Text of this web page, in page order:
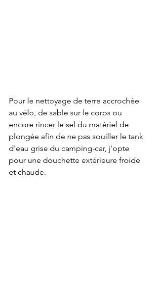
Pour le nettoyage de terre accrochée
au vélo, de sable sur le corps ou
encore rincer le sel du matériel de
plongée afin de ne pas souiller le tank
d'eau grise du camping-car, j'opte
pour une douchette extérieure froide
et chaude.